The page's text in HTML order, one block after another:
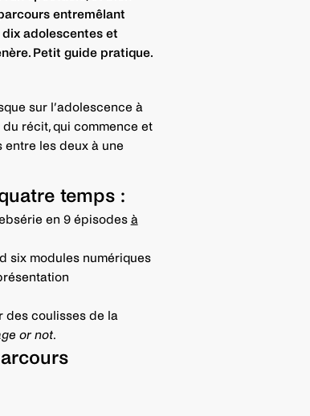
entremêlant
dix adolescentes et
Petit guide pratique.
sur l’adolescence à
récit, qui commence et
les deux à une
temps :
en 9 épisodes à
six modules numériques
des coulisses de la
or not.